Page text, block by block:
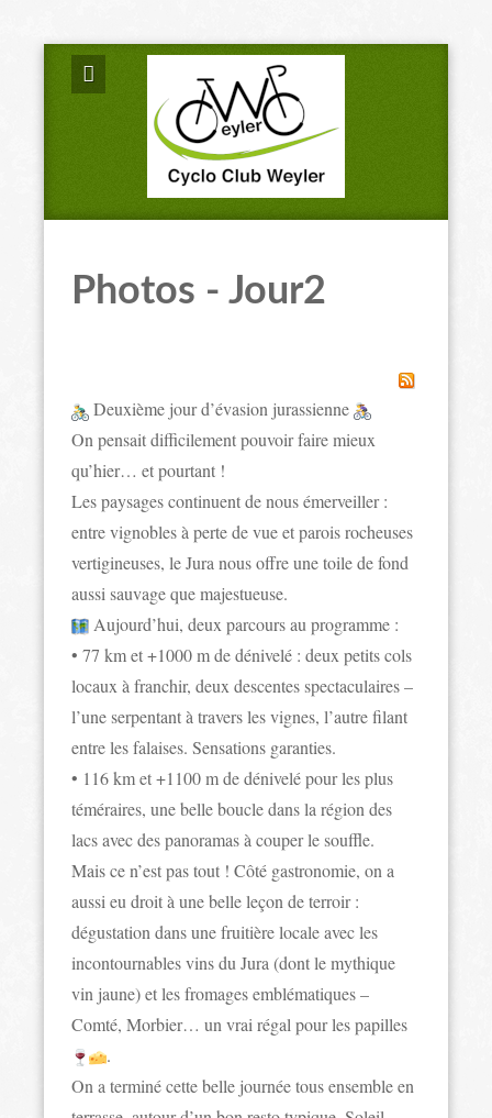
Photos - Jour2
Deuxième jour d’évasion jurassienne
On pensait difficilement pouvoir faire mieux
qu’hier… et pourtant !
Les paysages continuent de nous émerveiller :
entre vignobles à perte de vue et parois rocheuses
vertigineuses, le Jura nous offre une toile de fond
aussi sauvage que majestueuse.
Aujourd’hui, deux parcours au programme :
• 77 km et +1000 m de dénivelé : deux petits cols
locaux à franchir, deux descentes spectaculaires –
l’une serpentant à travers les vignes, l’autre filant
entre les falaises. Sensations garanties.
• 116 km et +1100 m de dénivelé pour les plus
téméraires, une belle boucle dans la région des
lacs avec des panoramas à couper le souffle.
Mais ce n’est pas tout ! Côté gastronomie, on a
aussi eu droit à une belle leçon de terroir :
dégustation dans une fruitière locale avec les
incontournables vins du Jura (dont le mythique
vin jaune) et les fromages emblématiques –
Comté, Morbier… un vrai régal pour les papilles
.
On a terminé cette belle journée tous ensemble en